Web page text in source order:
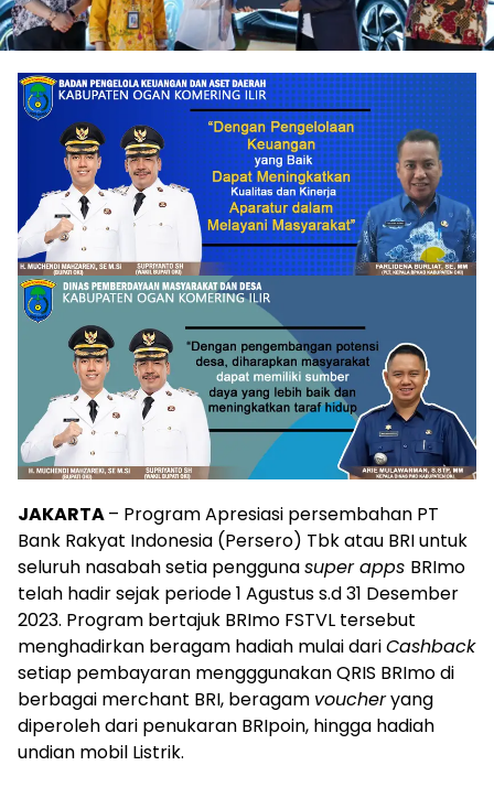
JAKARTA– Program Apresiasi persembahan PT
Bank Rakyat Indonesia (Persero) Tbk atau BRI untuk
seluruh nasabah setia penggunasuper apps BRImo
telah hadir sejak periode 1 Agustus s.d 31 Desember
2023. Program bertajuk BRImo FSTVL tersebut
menghadirkan beragam hadiah mulai dariCashback
setiap pembayaran mengggunakan QRIS BRImo di
berbagai merchant BRI, beragam voucheryang
diperoleh dari penukaran BRIpoin, hingga hadiah
undian mobil Listrik.